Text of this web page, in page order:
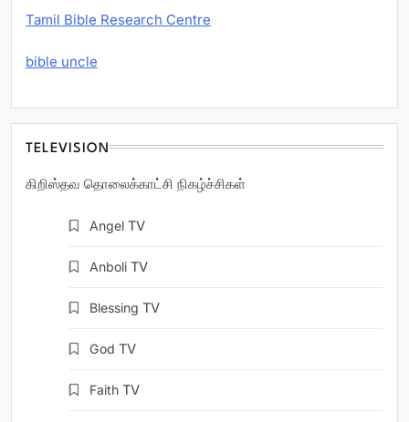
Tamil Bible Research Centre
bible uncle
TELEVISION
கிறிஸ்தவ தொலைக்காட்சி நிகழ்ச்சிகள்
Angel TV
Anboli TV
Blessing TV
God TV
Faith TV